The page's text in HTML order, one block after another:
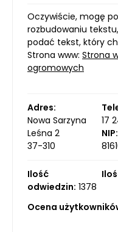
Oczywiście, mogę
rozbudowaniu
podać tekst, który
Strona www: Strona
ogromowych
Adres:
Nowa Sarzyna
Leśna 2
37-310
17
NIP:
Ilość
odwiedzin: 1378
Ocena